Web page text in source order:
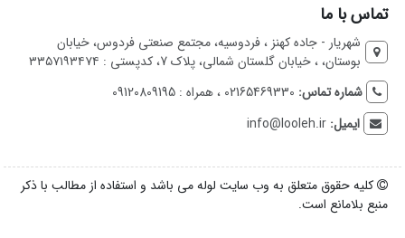
تماس با ما
شهریار - جاده کهنز ، فردوسیه، مجتمع صنعتی فردوس، خیابان
بوستان، ، خیابان گلستان شمالی، پلاک 7، کدپستی : ۳۳۵۷۱۹۳۴۷۴
شماره تماس: 02165469330 ، همراه : 09120809195
ایمیل:info@looleh.ir
کلیه حقوق متعلق به وب سایت لوله می باشد و استفاده از مطالب با ذکر
منبع بلامانع است.